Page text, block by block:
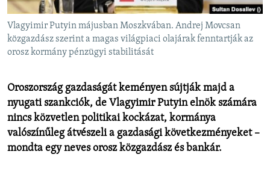
A MÚLT TANULSÁGAI
KÖVESSEN MINKET!
Valamennyi RFE/RL weboldal
Vlagyimir Putyin májusban Moszkvában. Andrej Movcsan
közgazdász szerint a magas világpiaci olajárak fenntartják az
orosz kormány pénzügyi stabilitását
Oroszország gazdaságát keményen sújtják majd a
nyugati szankciók, de Vlagyimir Putyin elnök számára
nincs közvetlen politikai kockázat, kormánya
valószínűleg átvészeli a gazdasági következményeket –
mondta egy neves orosz közgazdász és bankár.